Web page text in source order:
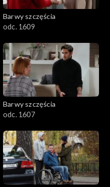
Barwy szczęścia
odc. 1609
Barwy szczęścia
odc. 1607